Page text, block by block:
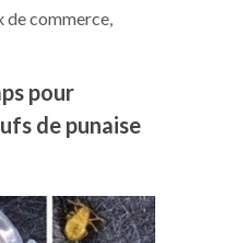
de commerce,
pour
de punaise